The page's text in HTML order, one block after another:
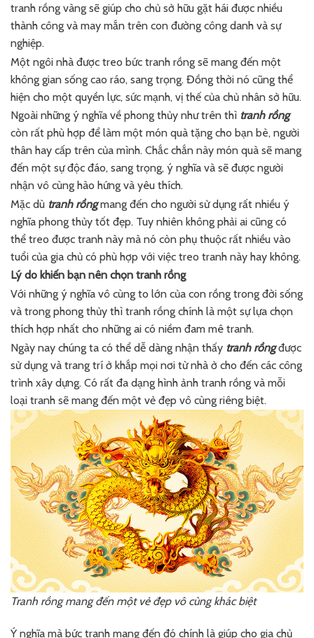
tranh rồng vàng sẽ giúp cho chủ sở hữu gặt hái được nhiều
thành công và may mắn trên con đường công danh và sự
nghiệp.
Một ngôi nhà được treo bức tranh rồng sẽ mang đến một
không gian sống cao ráo, sang trọng. Đồng thời nó cũng thể
hiện cho một quyền lực, sức mạnh, vị thế của chủ nhân sở hữu.
Ngoài những ý nghĩa về phong thủy như trên thì tranh rồng
còn rất phù hợp để làm một món quà tặng cho bạn bè, người
thân hay cấp trên của mình. Chắc chắn này món quà sẽ mang
đến một sự độc đáo, sang trọng, ý nghĩa và sẽ được người
nhận vô cùng hào hứng và yêu thích.
Mặc dù tranh rồngmang đến cho người sử dụng rất nhiều ý
nghĩa phong thủy tốt đẹp. Tuy nhiên không phải ai cũng có
thể treo được tranh này mà nó còn phụ thuộc rất nhiều vào
tuổi của gia chủ có phù hợp với việc treo tranh này hay không.
Lý do khiến bạn nên chọn tranh rồng
Với những ý nghĩa vô cùng to lớn của con rồng trong đời sống
và trong phong thủy thì tranh rồng chính là một sự lựa chọn
thích hợp nhất cho những ai có niềm đam mê tranh.
Ngày nay chúng ta có thể dễ dàng nhận thấy tranh rồngđược
sử dụng và trang trí ở khắp mọi nơi từ nhà ở cho đến các công
trình xây dựng. Có rất đa dạng hình ảnh tranh rồng và mỗi
loại tranh sẽ mang đến một vẻ đẹp vô cùng riêng biệt.
Tranh rồng mang đến một vẻ đẹp vô cùng khác biệt
Ý nghĩa mà bức tranh mang đến đó chính là giúp cho gia chủ